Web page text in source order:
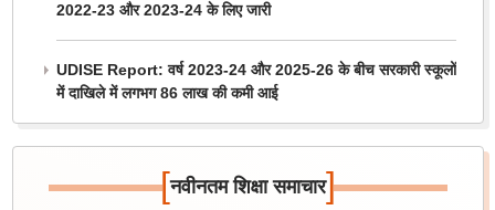
2022-23 और 2023-24 के लिए जारी
UDISE Report: वर्ष 2023-24 और 2025-26 के बीच सरकारी स्कूलों
में दाखिले में लगभग 86 लाख की कमी आई
[नवीनतम शिक्षा समाचार]